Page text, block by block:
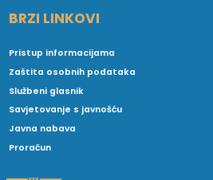
BRZI LINKOVI
Pristup informacijama
Zaštita osobnih podataka
Službeni glasnik
Savjetovanje s javnošću
Javna nabava
Proračun